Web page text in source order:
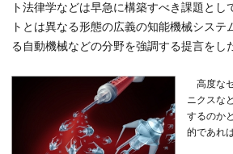
ト法律学などは早急に構築すべき課題とし
トとは異なる形態の広義の知能機械システ
る自動機械などの分野を強調する提言をし
高度な
ニクスな
するのか
的であれ